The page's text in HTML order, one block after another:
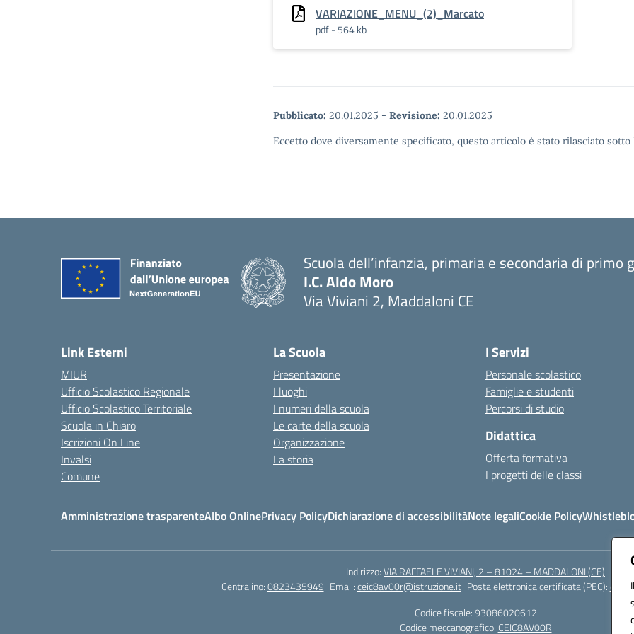
VARIAZIONE_MENU_(2)_Marcato
pdf - 564 kb
Pubblicato: 20.01.2025 - Revisione: 20.01.2025
Eccetto dove diversamente specificato, questo articolo è stato rilasciato
Scuola dell’infanzia, primaria e secondaria di primo
I.C. Aldo Moro
Via Viviani 2, Maddaloni CE
Link Esterni
MIUR
Ufficio Scolastico Regionale
Ufficio Scolastico Territoriale
Scuola in Chiaro
Iscrizioni On Line
Invalsi
Comune
La Scuola
Presentazione
I luoghi
I numeri della scuola
Le carte della scuola
Organizzazione
La storia
I Servizi
Personale scolastico
Famiglie e studenti
Percorsi di studio
Didattica
Offerta formativa
I progetti delle classi
Amministrazione trasparenteAlbo OnlinePrivacy PolicyDichiarazione di accessibilitàNote legaliCookie Policy
Indirizzo:VIA RAFFAELE VIVIANI, 2 – 81024 – MADDALONI (CE)
Centralino:0823435949 Email:ceic8av00r@istruzione.it Posta elettronica certificata (PEC):
Codice fiscale: 93086020612
Codice meccanografico: CEIC8AV00R